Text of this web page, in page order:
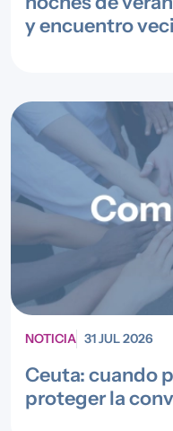
y encuentro
NOTICIA 31 JUL 2026
Ceuta: cuando
proteger la